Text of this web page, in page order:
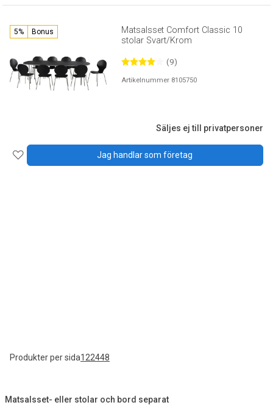
5% Bonus
Matsalsset Comfort Classic 10
stolar Svart/Krom
(9)
Artikelnummer 8105750
Säljes ej till privatpersoner
Jag handlar som företag
Produkter per sida122448
Matsalsset- eller stolar och bord separat